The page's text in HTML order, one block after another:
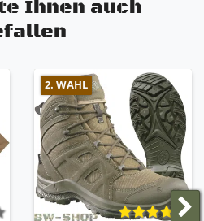
Ihnen auch
2. WAHL